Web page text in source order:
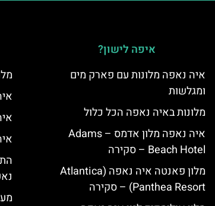
איפה לישון?
איה נאפה מלונות עם פארק מים
ומגלשות
מלונות באיה נאפה הכל כלול
איה נאפה מלון אדמס – Adams
Beach Hotel – סקירה
מלון פאנטה איה נאפה (Atlantica
Panthea Resort) – סקירה